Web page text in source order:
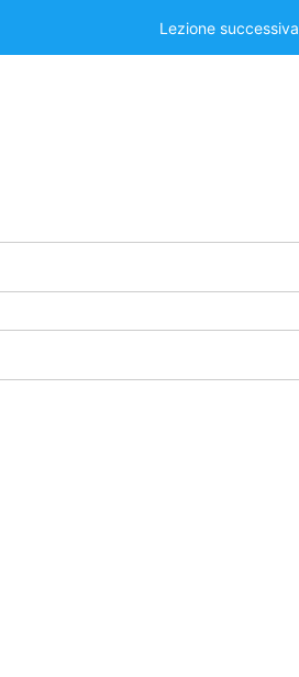
Lezione successiva